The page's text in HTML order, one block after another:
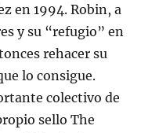
en 1994. Robin, a
y su “refugio” en
rehacer su
lo consigue.
colectivo de
sello The